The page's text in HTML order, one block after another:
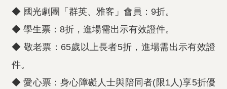
◆ 國光劇團「群英、雅客」會員：9折。
◆ 學生票：8折，進場需出示有效證件。
◆ 敬老票：65歲以上長者5折，進場需出示有效證
件。
◆ 愛心票：身心障礙人士與陪同者(限1人)享5折優